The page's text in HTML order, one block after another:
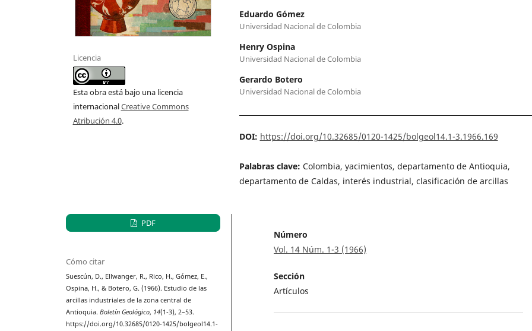
Eduardo Gómez
Universidad Nacional de Colombia
Henry Ospina
Universidad Nacional de Colombia
Gerardo Botero
Universidad Nacional de Colombia
DOI: https://doi.org/10.32685/0120-1425/bolgeol14.1-3.1966.169
Palabras clave: Colombia, yacimientos, departamento de Antioquia,
departamento de Caldas, interés industrial, clasificación de arcillas
Licencia
Esta obra está bajo una licencia
internacionalCreative Commons
Atribución 4.0.
PDF
Cómo citar
Suescún, D., Ellwanger, R., Rico, H., Gómez, E.,
Ospina, H., & Botero, G. (1966). Estudio de las
arcillas industriales de la zona central de
Antioquia.Boletín Geológico, 14(1-3), 2–53.
https://doi.org/10.32685/0120-1425/bolgeol14.1-
Número
Vol. 14 Núm. 1-3 (1966)
Sección
Artículos